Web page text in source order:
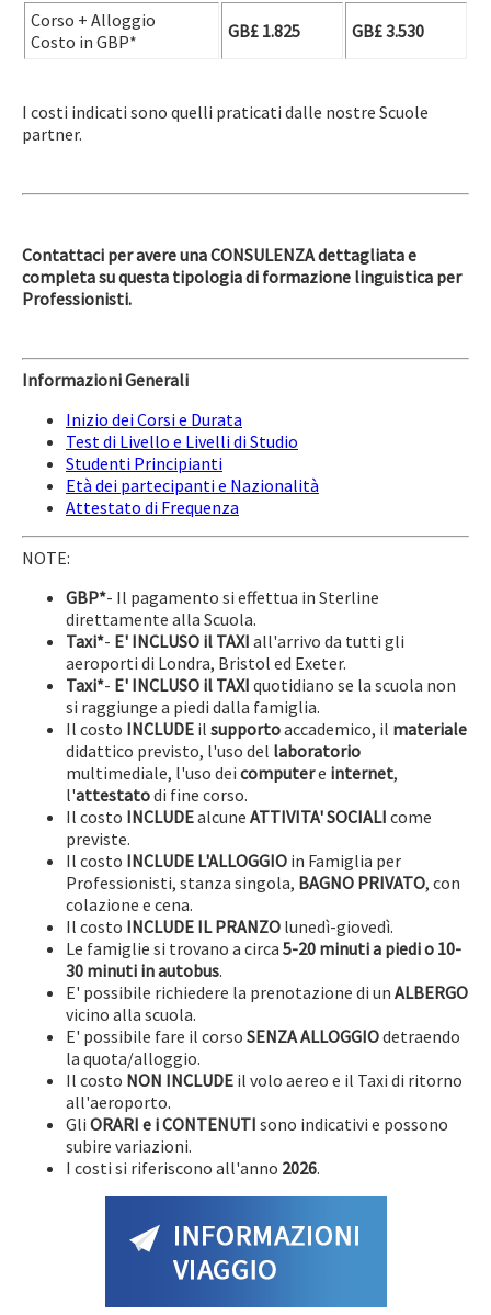
Corso + Alloggio
Costo in GBP*
GB£ 1.825 GB£ 3.530
I costi indicati sono quelli praticati dalle nostre Scuole
partner.
Contattaci per avere una CONSULENZA dettagliata e
completa su questa tipologia di formazione linguistica per
Professionisti.
Informazioni Generali
Inizio dei Corsi e Durata
Test di Livello e Livelli di Studio
Studenti Principianti
Età dei partecipanti e Nazionalità
Attestato di Frequenza
NOTE:
GBP*- Il pagamento si effettua in Sterline
direttamente alla Scuola.
Taxi*- E' INCLUSO il TAXI all'arrivo da tutti gli
aeroporti di Londra, Bristol ed Exeter.
Taxi*- E' INCLUSO il TAXI quotidiano se la scuola non
si raggiunge a piedi dalla famiglia.
Il costo INCLUDE il supportoaccademico, il materiale
didattico previsto, l'uso del laboratorio
multimediale, l'uso dei computere internet,
l'attestatodi fine corso.
Il costo INCLUDEalcune ATTIVITA' SOCIALI come
previste.
Il costo INCLUDE L'ALLOGGIO in Famiglia per
Professionisti, stanza singola, BAGNO PRIVATO, con
colazione e cena.
Il costo INCLUDE IL PRANZO lunedì-giovedì.
Le famiglie si trovano a circa 5-20 minuti a piedi o 10-
30 minuti in autobus.
E' possibile richiedere la prenotazione di un ALBERGO
vicino alla scuola.
E' possibile fare il corso SENZA ALLOGGIOdetraendo
la quota/alloggio.
Il costo NON INCLUDE il volo aereo e il Taxi di ritorno
all'aeroporto.
Gli ORARI e i CONTENUTI sono indicativi e possono
subire variazioni.
I costi si riferiscono all'anno 2026.